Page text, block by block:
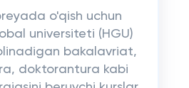
o'qish uchun
universiteti (HGU)
bakalavriat,
doktorantura kabi